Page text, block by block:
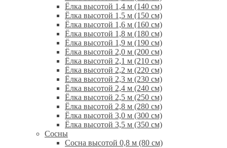
Ёлка высотой 1,4 м (140 см)
Ёлка высотой 1,5 м (150 см)
Ёлка высотой 1,6 м (160 см)
Ёлка высотой 1,8 м (180 см)
Ёлка высотой 1,9 м (190 см)
Ёлка высотой 2,0 м (200 см)
Ёлка высотой 2,1 м (210 см)
Ёлка высотой 2,2 м (220 см)
Ёлка высотой 2,3 м (230 см)
Ёлка высотой 2,4 м (240 см)
Ёлка высотой 2,5 м (250 см)
Ёлка высотой 2,8 м (280 см)
Ёлка высотой 3,0 м (300 см)
Ёлка высотой 3,5 м (350 см)
Сосны
Сосна высотой 0,8 м (80 см)